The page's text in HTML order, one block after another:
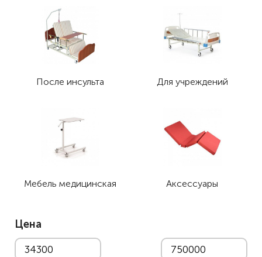
После инсульта Для учреждений
Мебель медицинская Аксессуары
Цена